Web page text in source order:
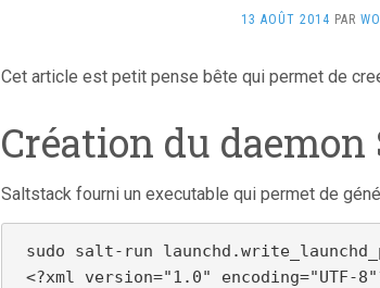
13 AOÛT 2014 PAR
Cet article est petit pense bête qui permet de
Création du
Saltstack fourni un executable qui permet de
sudo salt-run
<?xml version="1.0" encoding="UTF-